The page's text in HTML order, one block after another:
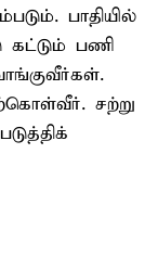
பாதியில்
கட்டும் பணி
சற்று